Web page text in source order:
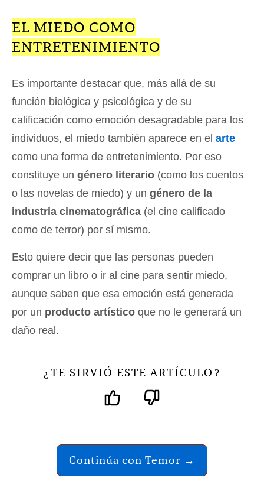
EL MIEDO COMO
ENTRETENIMIENTO
Es importante destacar que, más allá de su
función biológica y psicológica y de su
calificación como emoción desagradable para los
individuos, el miedo también aparece en el arte
como una forma de entretenimiento. Por eso
constituye un género literario (como los cuentos
o las novelas de miedo) y un género de la
industria cinematográfica (el cine calificado
como de terror) por sí mismo.
Esto quiere decir que las personas pueden
comprar un libro o ir al cine para sentir miedo,
aunque saben que esa emoción está generada
por un producto artístico que no le generará un
daño real.
¿ TE SIRVIÓ ESTE ARTÍCULO ?
Continúa con Temor →